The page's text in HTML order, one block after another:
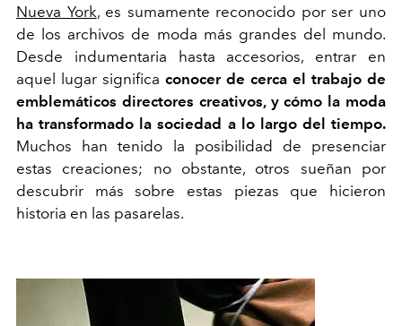
Nueva York, es sumamente reconocido por ser uno
de los archivos de moda más grandes del mundo.
Desde indumentaria hasta accesorios, entrar en
aquel lugar significa conocer de cerca el trabajo de
emblemáticos directores creativos, y cómo la moda
ha transformado la sociedad a lo largo del tiempo.
Muchos han tenido la posibilidad de presenciar
estas creaciones; no obstante, otros sueñan por
descubrir más sobre estas piezas que hicieron
historia en las pasarelas.